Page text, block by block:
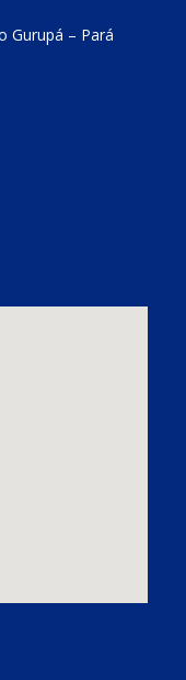
Gurupá – Pará